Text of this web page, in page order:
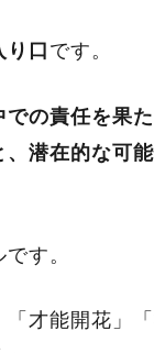
り口です。
の責任を果
潜在的な可
す。
才能開花」